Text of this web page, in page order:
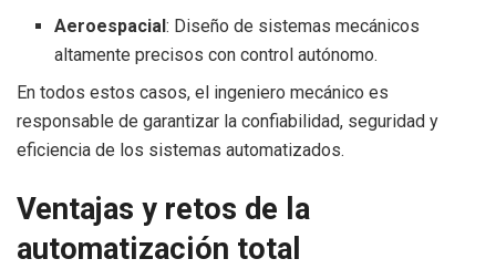
Aeroespacial: Diseño de sistemas mecánicos
altamente precisos con control autónomo.
En todos estos casos, el ingeniero mecánico es
responsable de garantizar la confiabilidad, seguridad y
eficiencia de los sistemas automatizados.
Ventajas y retos de la
automatización total